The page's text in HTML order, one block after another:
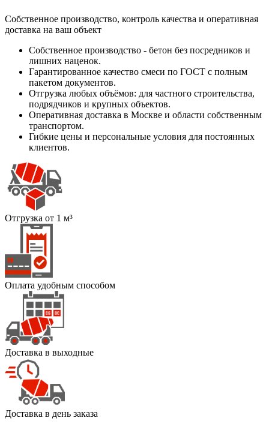
Собственное производство, контроль качества и оперативная
доставка на ваш объект
Собственное производство - бетон без посредников и
лишних наценок.
Гарантированное качество смеси по ГОСТ с полным
пакетом документов.
Отгрузка любых объёмов: для частного строительства,
подрядчиков и крупных объектов.
Оперативная доставка в Москве и области собственным
транспортом.
Гибкие цены и персональные условия для постоянных
клиентов.
Отгрузка от 1 м³
Оплата удобным способом
Доставка в выходные
Доставка в день заказа